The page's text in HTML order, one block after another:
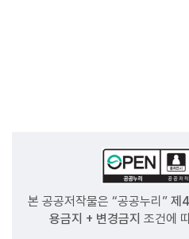
본 공공저작물은 “공공누리” 제
용금지 + 변경금지 조건에